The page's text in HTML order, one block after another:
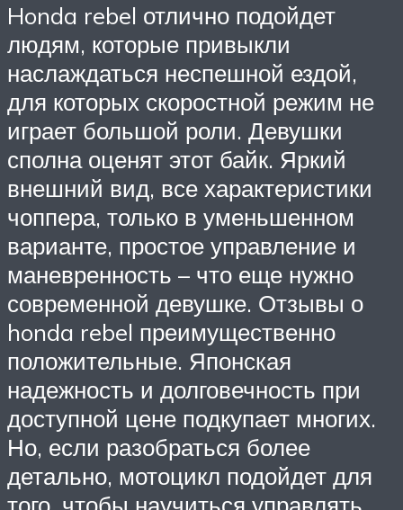
Honda rebel отлично подойдет
людям, которые привыкли
наслаждаться неспешной ездой,
для которых скоростной режим не
играет большой роли. Девушки
сполна оценят этот байк. Яркий
внешний вид, все характеристики
чоппера, только в уменьшенном
варианте, простое управление и
маневренность – что еще нужно
современной девушке. Отзывы о
honda rebel преимущественно
положительные. Японская
надежность и долговечность при
доступной цене подкупает многих.
Но, если разобраться более
детально, мотоцикл подойдет для